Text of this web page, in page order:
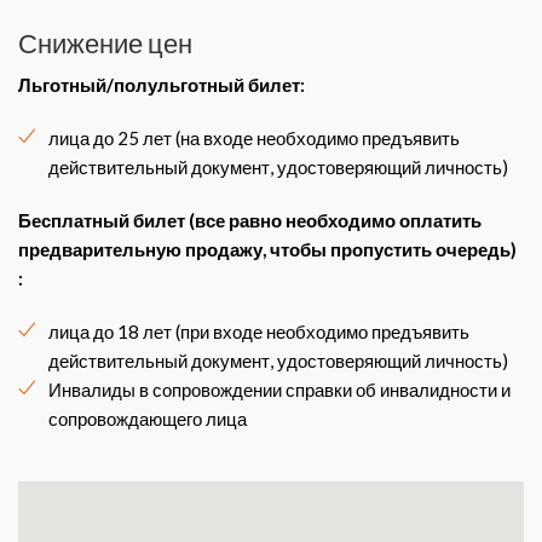
Снижение цен
Льготный/полульготный билет:
лица до 25 лет (на входе необходимо предъявить
действительный документ, удостоверяющий личность)
Бесплатный билет (все равно необходимо оплатить
предварительную продажу, чтобы пропустить очередь)
:
лица до 18 лет (при входе необходимо предъявить
действительный документ, удостоверяющий личность)
Инвалиды в сопровождении справки об инвалидности и
сопровождающего лица